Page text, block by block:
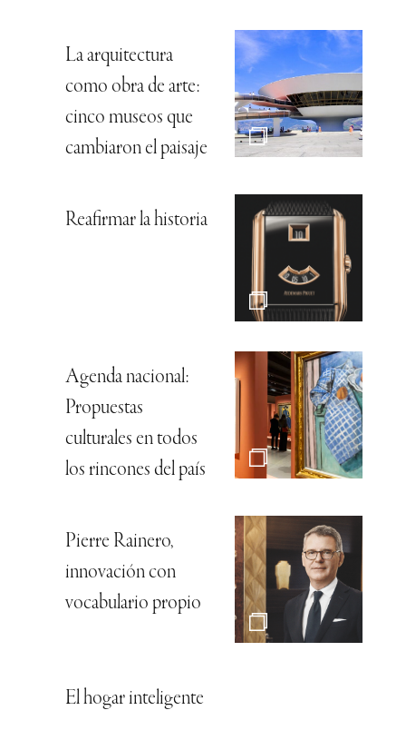
La arquitectura
como obra de arte:
cinco museos que
cambiaron el paisaje
Reafirmar la historia
Agenda nacional:
Propuestas
culturales en todos
los rincones del país
Pierre Rainero,
innovación con
vocabulario propio
El hogar inteligente